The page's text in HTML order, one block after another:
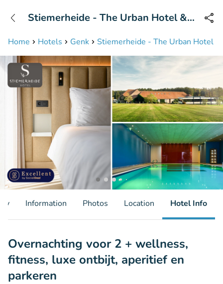
Available until 23:00
Home Hotels Genk Stiemerheide - The Urban Hotel
Stiemerheide - The Urban Hotel &
Information Photos Location Hotel Info
Overnachting voor 2 + wellness,
fitness, luxe ontbijt, aperitief en
parkeren